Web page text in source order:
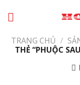
đến
dung
TRANG CHỦ /
THẺ “PHUỘC